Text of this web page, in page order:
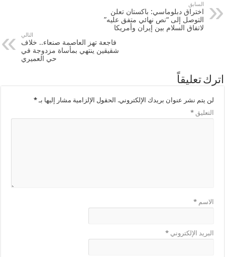
السابق
اختراق دبلوماسي: باكستان تعلن
التوصل إلى “نص نهائي متفق عليه”
لاتفاق السلام بين إيران وأمريكا
التالي
فاجعة تهز العاصمة صنعاء.. خلاف
شقيقين ينتهي بمأساة مزدوجة في
حي العميري
اترك تعليقاً
لن يتم نشر عنوان بريدك الإلكتروني. الحقول الإلزامية مشار إليها بـ*
التعليق*
الاسم*
البريد الإلكتروني*